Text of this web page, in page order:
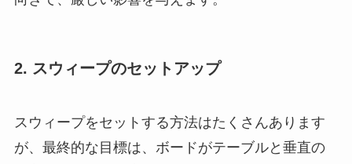
2. スウィープのセットアップ
スウィープをセットする方法はたくさんあります
が、最終的な目標は、ボードがテーブルと垂直の